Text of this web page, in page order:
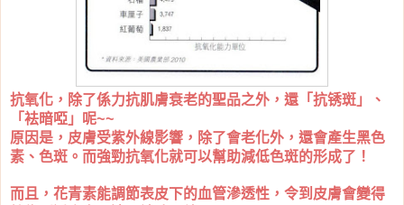
抗氧化，除了係力抗肌膚衰老的聖品之外，還「抗锈斑」、
「袪暗啞」呢~~
原因是，皮膚受紫外線影響，除了會老化外，還會產生黑色
素、色斑。而強勁抗氧化就可以幫助減低色斑的形成了！
而且，花青素能調節表皮下的血管滲透性，令到皮膚會變得